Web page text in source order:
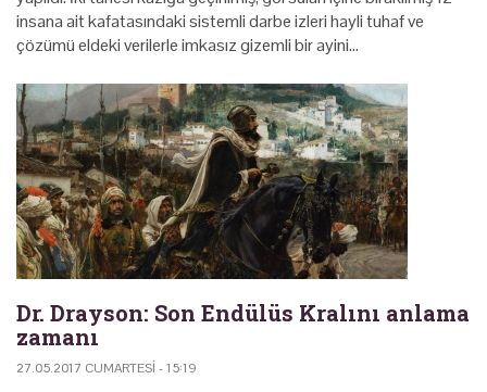
insana ait kafatasındaki sistemli darbe izleri hayli tuhaf ve
çözümü eldeki verilerle imkasız gizemli bir ayini…
Dr. Drayson: Son Endülüs Kralını anlama
zamanı
27.05.2017 CUMARTESI - 15:19